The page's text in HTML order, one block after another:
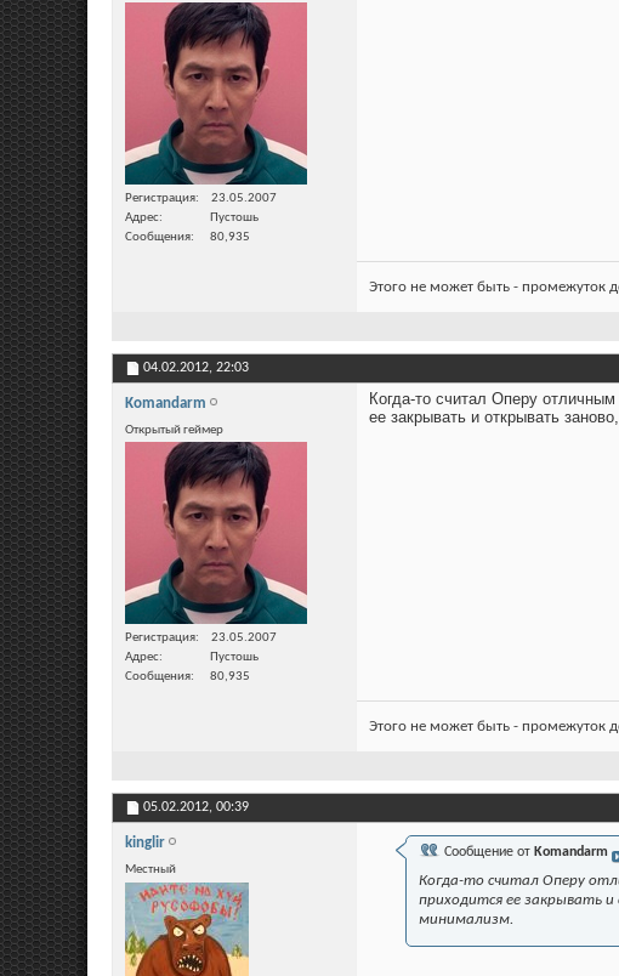
Регистрация
23.05.2007
Адрес
Пустошь
Сообщения
80,935
Этого не может быть - промежуток
04.02.2012, 22:03
Komandarm
Открытый геймер
Регистрация
23.05.2007
Адрес
Пустошь
Сообщения
80,935
Когда-то считал Оперу
ее закрывать и открывать
Этого не может быть - промежуток
05.02.2012, 00:39
kinglir
Местный
Сообщение от Komandarm
Когда-то считал Оперу
приходится ее закрывать
минимализм.